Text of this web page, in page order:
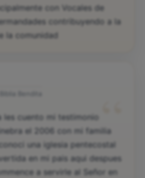
con Vocales de
contribuyendo a la
la comunidad
“
les cuento mi testimonio
el 2006 con mi familia
una iglesia pentecostal
en mi pais aqui despues
a servirle al Señor en